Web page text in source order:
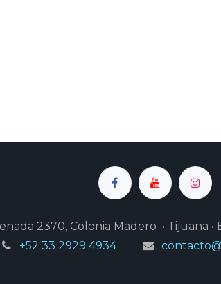
2370, Colonia Madero • Tijuana •
+52 33 2929 4934